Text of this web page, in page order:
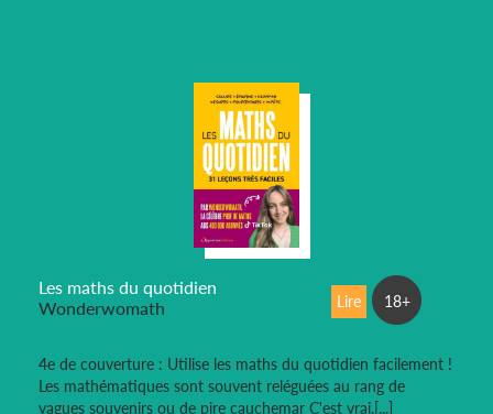
Les maths du quotidien
Wonderwomath
4e de couverture : Utilise les maths du quotidien facilement !
Les mathématiques sont souvent reléguées au rang de
vagues souvenirs ou de pire cauchemar C'est vrai,[...]
Lire 18+